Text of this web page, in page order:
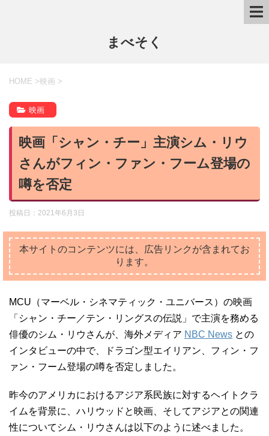
まべそく
HOME > 映画 >
映画
映画「シャン・チー」主演シム・リウ
さんがフィン・ファン・フーム登場の
噂を否定
投稿日： 2021年6月3日
本サイトのコンテンツには、広告リンクが含まれてお
ります。
MCU（マーベル・シネマティック・ユニバース）の映画
「シャン・チー／テン・リングスの伝説」で主演を務める
俳優のシム・リウさんが、海外メディア NBC News との
インタビューの中で、ドラゴン型エイリアン、フィン・フ
ァン・フーム登場の噂を否定しました。
昨今のアメリカにおけるアジア系民族に対するヘイトクラ
イムを背景に、ハリウッドと映画、そしてアジアとの関連
性についてシム・リウさんは以下のように述べました。